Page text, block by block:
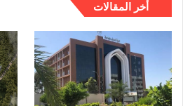
أخر المقالات